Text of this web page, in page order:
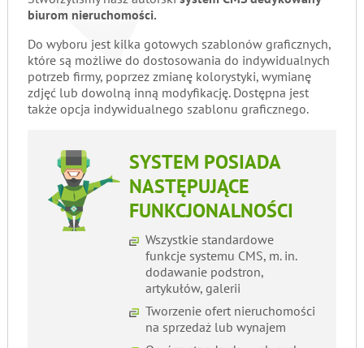
biurom nieruchomości.
Do wyboru jest kilka gotowych szablonów graficznych,
które są możliwe do dostosowania do indywidualnych
potrzeb firmy, poprzez zmianę kolorystyki, wymianę
zdjęć lub dowolną inną modyfikację. Dostępna jest
także opcja indywidualnego szablonu graficznego.
SYSTEM POSIADA
NASTĘPUJĄCE
FUNKCJONALNOŚCI
Wszystkie standardowe
funkcje systemu CMS, m. in.
dodawanie podstron,
artykułów, galerii
Tworzenie ofert nieruchomości
na sprzedaż lub wynajem